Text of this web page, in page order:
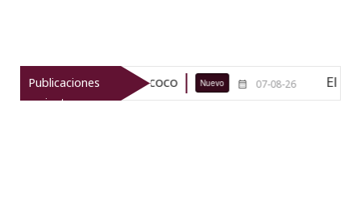
Publicaciones
recientes
de Texcoco Nuevo 07-08-26 El viaje del